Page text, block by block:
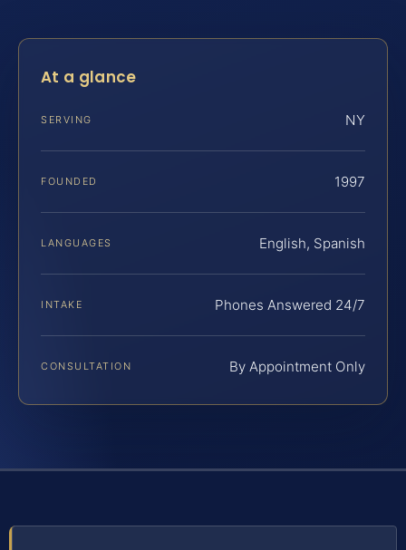
At a glance
SERVING NY
FOUNDED 1997
LANGUAGES English, Spanish
INTAKE Phones Answered 24/7
CONSULTATION By Appointment Only